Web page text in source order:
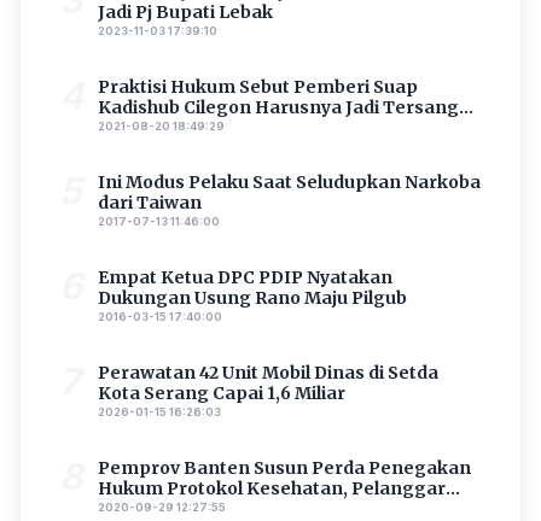
Jadi Pj Bupati Lebak
2023-11-03 17:39:10
Praktisi Hukum Sebut Pemberi Suap
Kadishub Cilegon Harusnya Jadi Tersangka
Utama
2021-08-20 18:49:29
Ini Modus Pelaku Saat Seludupkan Narkoba
dari Taiwan
2017-07-13 11:46:00
Empat Ketua DPC PDIP Nyatakan
Dukungan Usung Rano Maju Pilgub
2016-03-15 17:40:00
Perawatan 42 Unit Mobil Dinas di Setda
Kota Serang Capai 1,6 Miliar
2026-01-15 16:26:03
Pemprov Banten Susun Perda Penegakan
Hukum Protokol Kesehatan, Pelanggar
Bisa Dipenjara
2020-09-29 12:27:55